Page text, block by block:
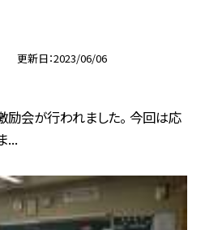
更新日 2023/06/06
励会が行われました。 今回は応
...